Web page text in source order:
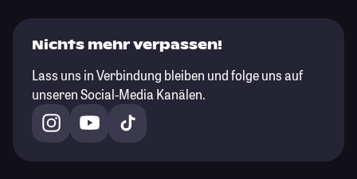
Nichts mehr verpassen!
Lass uns in Verbindung bleiben und folge uns auf
unseren Social-Media Kanälen.